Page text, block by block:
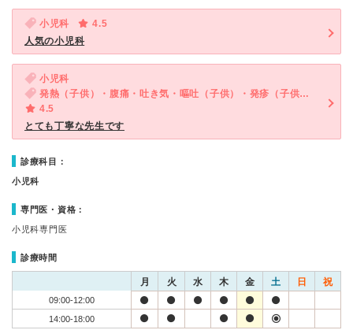
小児科
4.5
人気の小児科
小児科
発熱（子供）・腹痛・吐き気・嘔吐（子供）・発疹（子供）・咳・呼吸困難（子供）
4.5
とても丁寧な先生です
診療科目：
小児科
専門医・資格：
小児科専門医
診療時間
月 火 水 木 金 土 日 祝
09:00-12:00
14:00-18:00